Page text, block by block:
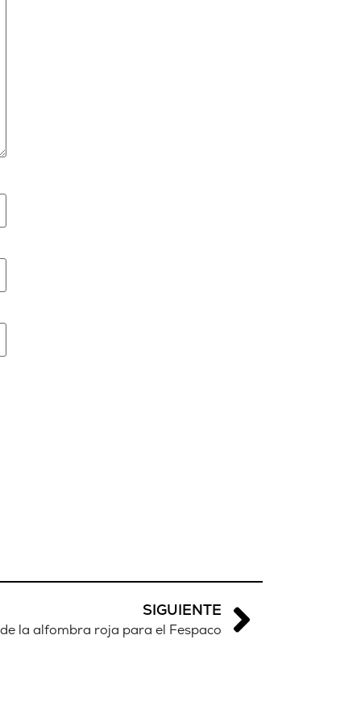
SIGUIENTE
la alfombra roja para el Fespaco